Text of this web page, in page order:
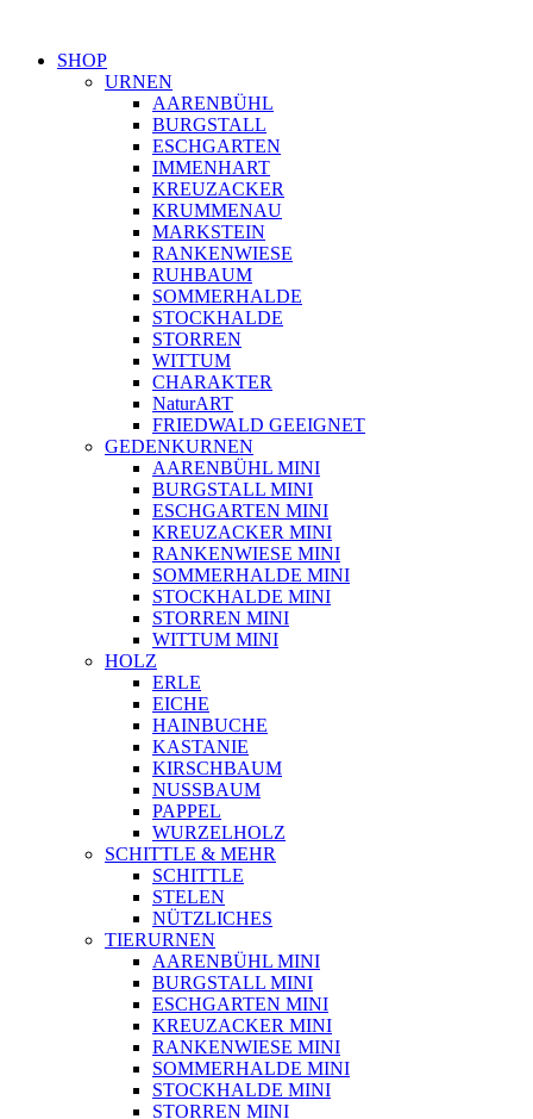
SHOP
URNEN
AARENBÜHL
BURGSTALL
ESCHGARTEN
IMMENHART
KREUZACKER
KRUMMENAU
MARKSTEIN
RANKENWIESE
RUHBAUM
SOMMERHALDE
STOCKHALDE
STORREN
WITTUM
CHARAKTER
NaturART
FRIEDWALD GEEIGNET
GEDENKURNEN
AARENBÜHL MINI
BURGSTALL MINI
ESCHGARTEN MINI
KREUZACKER MINI
RANKENWIESE MINI
SOMMERHALDE MINI
STOCKHALDE MINI
STORREN MINI
WITTUM MINI
HOLZ
ERLE
EICHE
HAINBUCHE
KASTANIE
KIRSCHBAUM
NUSSBAUM
PAPPEL
WURZELHOLZ
SCHITTLE & MEHR
SCHITTLE
STELEN
NÜTZLICHES
TIERURNEN
AARENBÜHL MINI
BURGSTALL MINI
ESCHGARTEN MINI
KREUZACKER MINI
RANKENWIESE MINI
SOMMERHALDE MINI
STOCKHALDE MINI
STORREN MINI